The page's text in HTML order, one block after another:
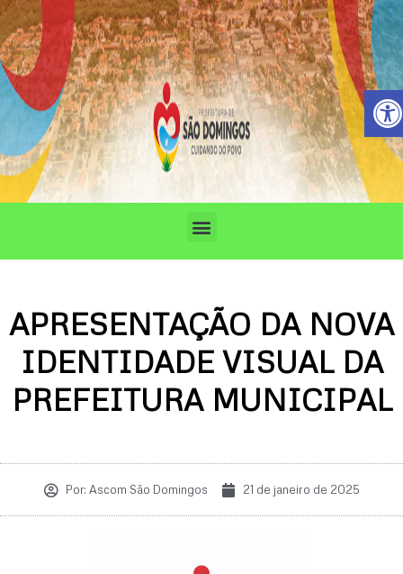
Barra
Ir
para
o
conteúdo
Menu
APRESENTAÇÃO DA NOVA
IDENTIDADE VISUAL DA
PREFEITURA MUNICIPAL
Por: Ascom São Domingos 21 de janeiro de 2025